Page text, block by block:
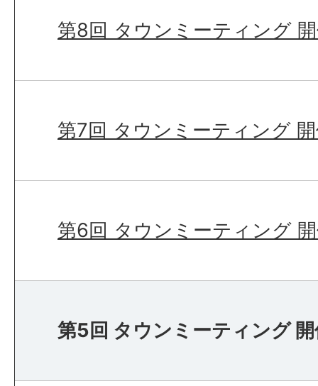
第8回 タウンミーティング
第7回 タウンミーティング
第6回 タウンミーティング
第5回 タウンミーティング